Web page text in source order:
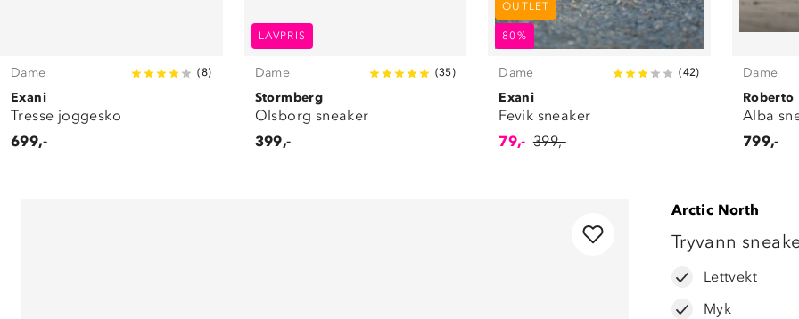
Dame (8)
Exani
Tresse joggesko
699,-
LAVPRIS
Dame (35)
Stormberg
Olsborg sneaker
399,-
OUTLET
80%
Dame (42)
Exani
Fevik sneaker
79,- 399,-
Dame
Roberto
Alba
799,-
Arctic North
Tryvann
Lettvekt
Myk